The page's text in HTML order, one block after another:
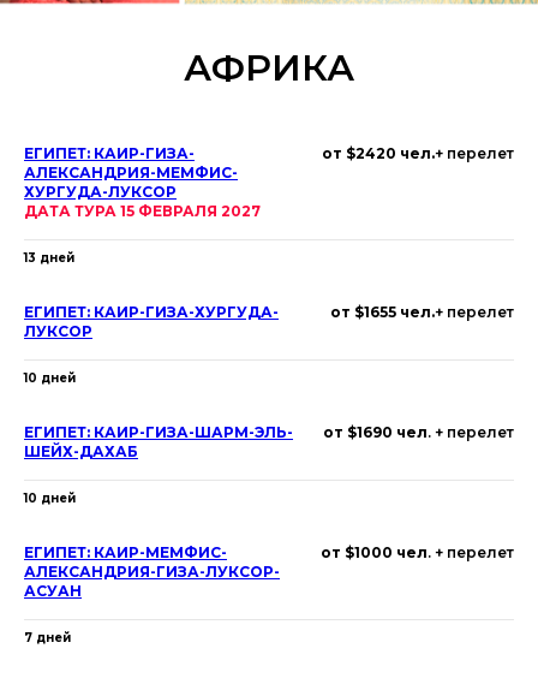
АФРИКА
ЕГИПЕТ: КАИР-ГИЗА-
АЛЕКСАНДРИЯ-МЕМФИС-
ХУРГУДА-ЛУКСОР
ДАТА ТУРА 15 ФЕВРАЛЯ 2027
от $2420 чел.+ перелет
13 дней
ЕГИПЕТ: КАИР-ГИЗА-ХУРГУДА-
ЛУКСОР
от $1655 чел.+ перелет
10 дней
ЕГИПЕТ: КАИР-ГИЗА-ШАРМ-ЭЛЬ-
ШЕЙХ-ДАХАБ
от $1690 чел. + перелет
10 дней
ЕГИПЕТ: КАИР-МЕМФИС-
АЛЕКСАНДРИЯ-ГИЗА-ЛУКСОР-
АСУАН
от $1000 чел. + перелет
7 дней